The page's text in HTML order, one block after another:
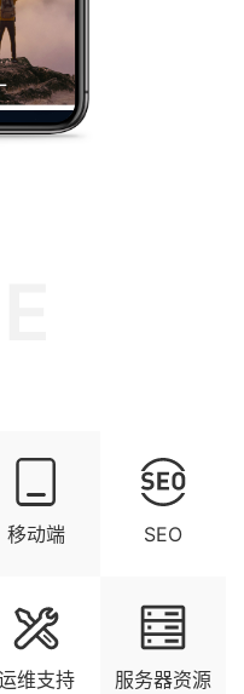
移动端 SEO
维支持 服务器资源